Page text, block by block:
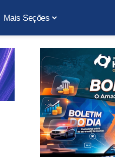
Mais Seções